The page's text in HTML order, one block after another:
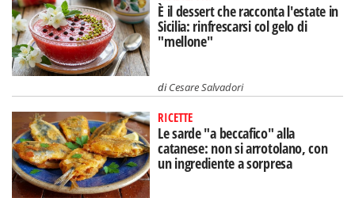
È il dessert che racconta l'estate in
Sicilia: rinfrescarsi col gelo di
"mellone"
diCesare Salvadori
RICETTE
Le sarde "a beccafico" alla
catanese: non si arrotolano, con
un ingrediente a sorpresa